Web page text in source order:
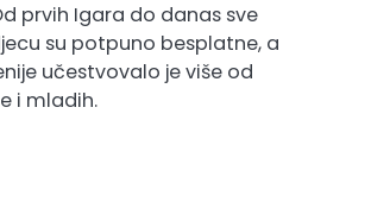
prvih Igara do danas sve
su potpuno besplatne, a
učestvovalo je više od
i mladih.